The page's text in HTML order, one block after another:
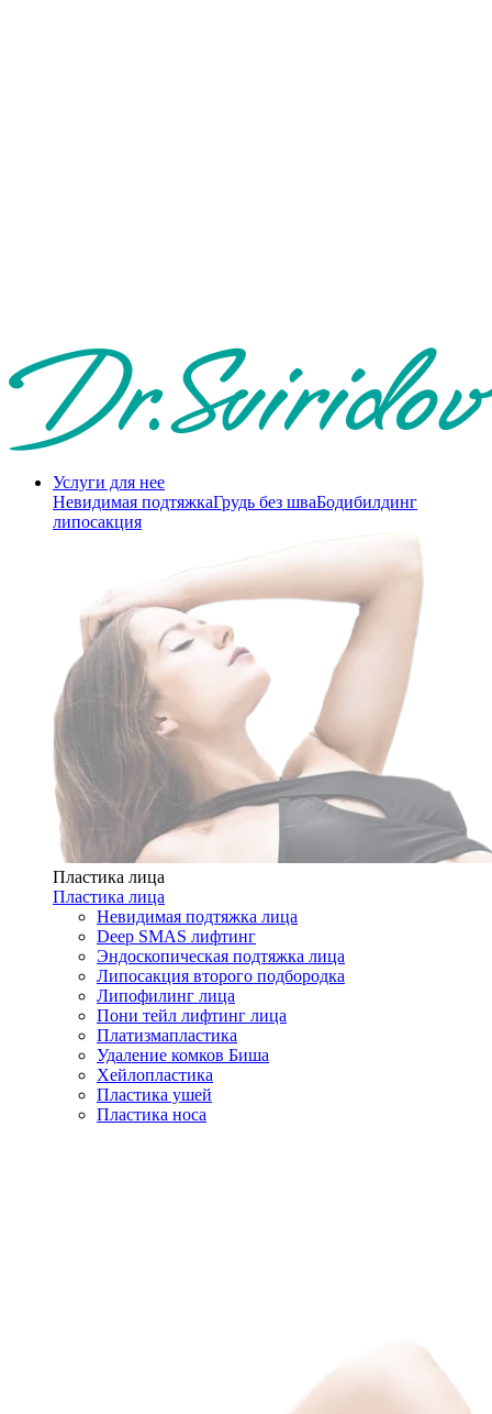
Услуги для нее
Невидимая подтяжкаГрудь без шваБодибилдинг
липосакция
Пластика лица
Пластика лица
Невидимая подтяжка лица
Deep SMAS лифтинг
Эндоскопическая подтяжка лица
Липосакция второго подбородка
Липофилинг лица
Пони тейл лифтинг лица
Платизмапластика
Удаление комков Биша
Хейлопластика
Пластика ушей
Пластика носа